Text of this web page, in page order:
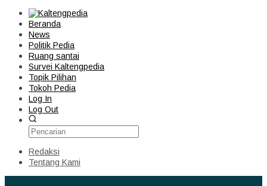
Beranda
News
Politik Pedia
Ruang santai
Survei Kaltengpedia
Topik Pilihan
Tokoh Pedia
Log In
Log Out
Redaksi
Tentang Kami